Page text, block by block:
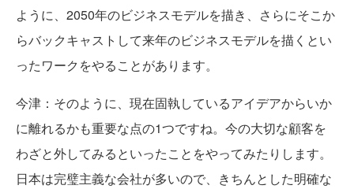
ように、2050年のビジネスモデルを描き、さらにそこか
らバックキャストして来年のビジネスモデルを描くとい
ったワークをやることがあります。
今津：そのように、現在固執しているアイデアからいか
に離れるかも重要な点の1つですね。今の大切な顧客を
わざと外してみるといったことをやってみたりします。
日本は完璧主義な会社が多いので、きちんとした明確な